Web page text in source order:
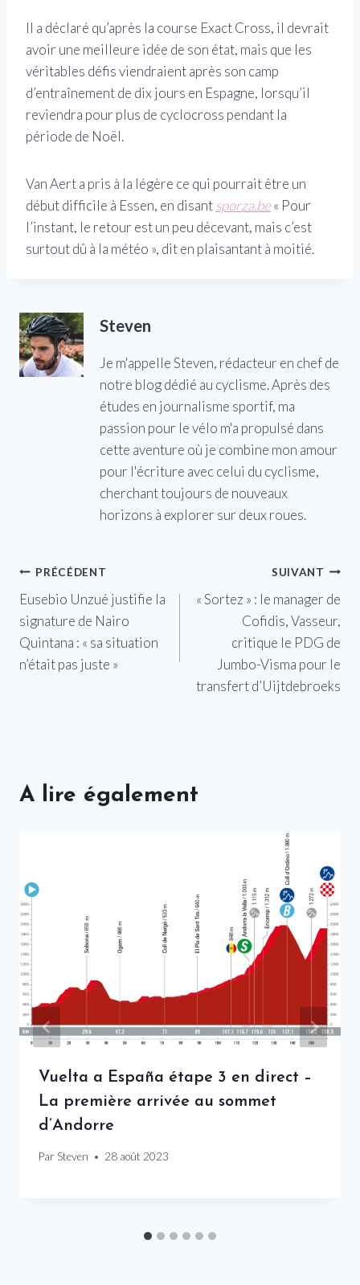
Il a déclaré qu’après la course Exact Cross, il devrait
avoir une meilleure idée de son état, mais que les
véritables défis viendraient après son camp
d’entraînement de dix jours en Espagne, lorsqu’il
reviendra pour plus de cyclocross pendant la
période de Noël.
Van Aert a pris à la légère ce qui pourrait être un
début difficile à Essen, en disant sporza.be« Pour
l’instant, le retour est un peu décevant, mais c’est
surtout dû à la météo », dit en plaisantant à moitié.
Steven
Je m'appelle Steven, rédacteur en chef de
notre blog dédié au cyclisme. Après des
études en journalisme sportif, ma
passion pour le vélo m'a propulsé dans
cette aventure où je combine mon amour
pour l'écriture avec celui du cyclisme,
cherchant toujours de nouveaux
horizons à explorer sur deux roues.
Navigation
de
l’article
PRÉCÉDENT
Eusebio Unzué justifie la
signature de Nairo
Quintana : « sa situation
n’était pas juste »
SUIVANT
« Sortez » : le manager de
Cofidis, Vasseur,
critique le PDG de
Jumbo-Visma pour le
transfert d’Uijtdebroeks
A lire également
Vuelta a España étape 3 en direct –
La première arrivée au sommet
d’Andorre
Par Steven 28 août 2023